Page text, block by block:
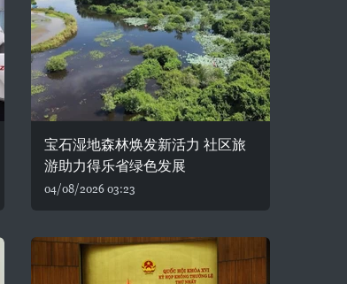
宝石湿地森林焕发新活力 社区旅
游助力得乐省绿色发展
04/08/2026 03:23